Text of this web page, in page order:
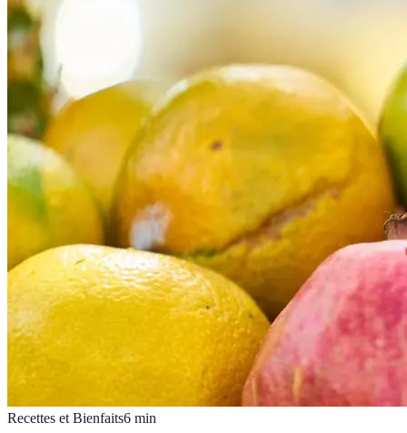
Recettes et Bienfaits6 min